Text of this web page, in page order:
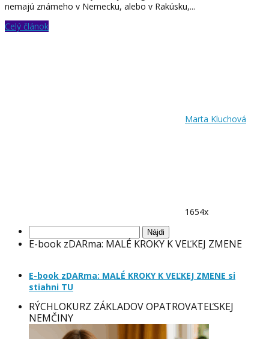
nemajú známeho v Nemecku, alebo v Rakúsku,...
Celý článok
Marta Kluchová
1654x
E-book zDARma: MALÉ KROKY K VEĽKEJ ZMENE
E-book zDARma: MALÉ KROKY K VEĽKEJ ZMENE si
stiahni TU
RÝCHLOKURZ ZÁKLADOV OPATROVATEĽSKEJ
NEMČINY